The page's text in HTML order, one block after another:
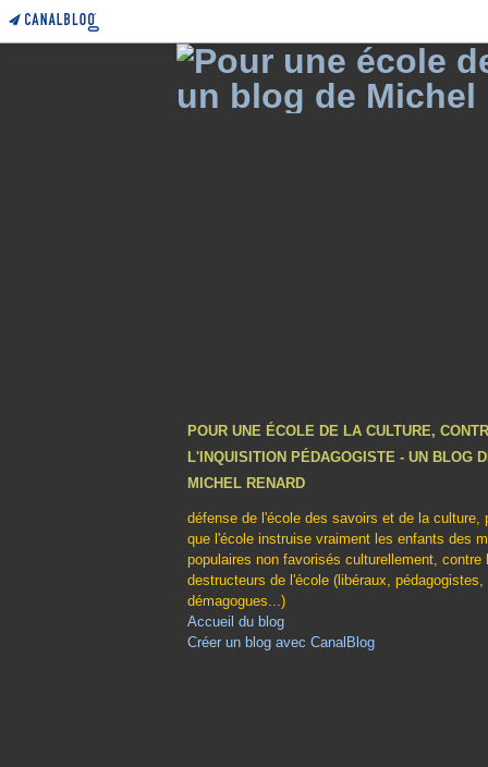
POUR UNE ÉCOLE DE LA CULTURE,
L'INQUISITION PÉDAGOGISTE - UN BLOG
MICHEL RENARD
défense de l'école des savoirs et de la culture,
que l'école instruise vraiment les enfants des
populaires non favorisés culturellement, contre
destructeurs de l'école (libéraux, pédagogistes,
démagogues...)
Accueil du blog
Créer un blog avec CanalBlog